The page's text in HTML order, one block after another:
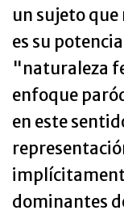
un sujeto que
es su
"naturaleza
enfoque
en este
dominantes